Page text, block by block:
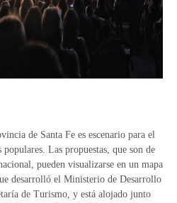
de Santa Fe es escenario para el
Las propuestas, que son de
pueden visualizarse en un mapa
desarrolló el Ministerio de Desarrollo
de Turismo, y está alojado junto